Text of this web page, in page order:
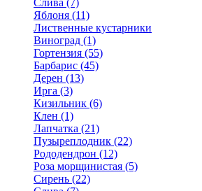
Слива (7)
Яблоня (11)
Лиственные кустарники
Виноград (1)
Гортензия (55)
Барбарис (45)
Дерен (13)
Ирга (3)
Кизильник (6)
Клен (1)
Лапчатка (21)
Пузыреплодник (22)
Рододендрон (12)
Роза морщинистая (5)
Сирень (22)